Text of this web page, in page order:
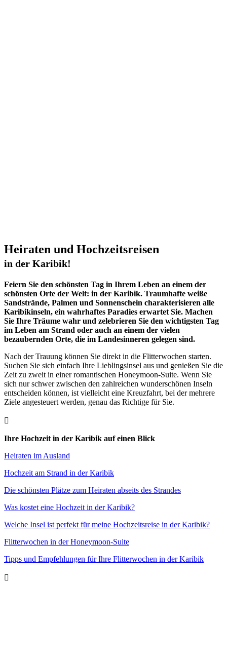
Heiraten und Hochzeitsreisen
in der Karibik!
Feiern Sie den schönsten Tag in Ihrem Leben an einem der
schönsten Orte der Welt: in der Karibik. Traumhafte weiße
Sandstrände, Palmen und Sonnenschein charakterisieren alle
Karibikinseln, ein wahrhaftes Paradies erwartet Sie. Machen
Sie Ihre Träume wahr und zelebrieren Sie den wichtigsten Tag
im Leben am Strand oder auch an einem der vielen
bezaubernden Orte, die im Landesinneren gelegen sind.
Nach der Trauung können Sie direkt in die Flitterwochen starten.
Suchen Sie sich einfach Ihre Lieblingsinsel aus und genießen Sie die
Zeit zu zweit in einer romantischen Honeymoon-Suite. Wenn Sie
sich nur schwer zwischen den zahlreichen wunderschönen Inseln
entscheiden können, ist vielleicht eine Kreuzfahrt, bei der mehrere
Ziele angesteuert werden, genau das Richtige für Sie.
Ihre Hochzeit in der Karibik auf einen Blick
Heiraten im Ausland
Hochzeit am Strand in der Karibik
Die schönsten Plätze zum Heiraten abseits des Strandes
Was kostet eine Hochzeit in der Karibik?
Welche Insel ist perfekt für meine Hochzeitsreise in der Karibik?
Flitterwochen in der Honeymoon-Suite
Tipps und Empfehlungen für Ihre Flitterwochen in der Karibik